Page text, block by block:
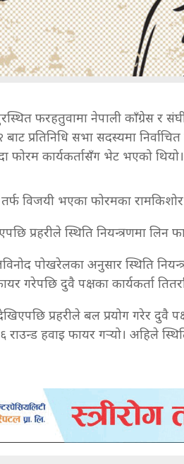
फरहतुवामा नेपाली काँग्रेस र
प्रतिनिधि सभा सदस्यमा
फोरम कार्यकर्तासँग भेट भएको थियो।
विजयी भएका फोरमका
प्रहरीले स्थिति नियन्त्रणमा लिन
पोखरेलका अनुसार स्थिति
गरेपछि दुवै पक्षका कार्यकर्ता
प्रहरीले बल प्रयोग गरेर दुवै
हवाइ फायर गर्‍यो। अहिले